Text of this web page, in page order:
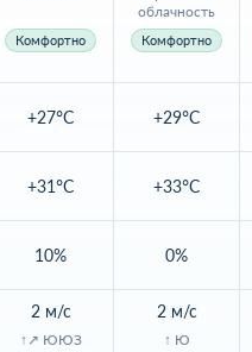
Комфортно
+27°C
+31°C
10%
2 м/с
↑↗ ЮЮЗ
облачность
Комфортно
+29°C
+33°C
0%
2 м/с
↑ Ю